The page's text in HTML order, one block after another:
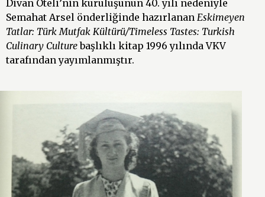
Divan Oteli’nin kuruluşunun 40. yılı nedeniyle
Semahat Arsel önderliğinde hazırlanan Eskimeyen
Tatlar: Türk Mutfak Kültürü/Timeless Tastes: Turkish
Culinary Culturebaşlıklı kitap 1996 yılında VKV
tarafından yayımlanmıştır.